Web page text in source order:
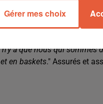
un semblant de retour à la
a que nous qui sommes
en baskets." Assurés et
Gérer mes choix